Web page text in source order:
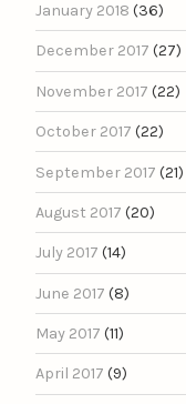
January 2018 (36)
December 2017 (27)
November 2017 (22)
October 2017 (22)
September 2017 (21)
August 2017 (20)
July 2017 (14)
June 2017 (8)
May 2017 (11)
April 2017 (9)